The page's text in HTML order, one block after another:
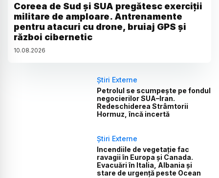
Coreea de Sud și SUA pregătesc exerciții
militare de amploare. Antrenamente
pentru atacuri cu drone, bruiaj GPS și
război cibernetic
10.08.2026
Știri Externe
Petrolul se scumpește pe fondul
negocierilor SUA–Iran.
Redeschiderea Strâmtorii
Hormuz, încă incertă
Știri Externe
Incendiile de vegetație fac
ravagii în Europa și Canada.
Evacuări în Italia, Albania și
stare de urgență peste Ocean